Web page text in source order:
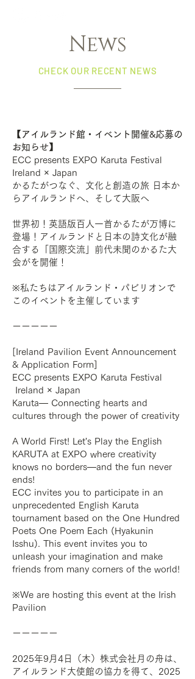
News
CHECK OUR RECENT NEWS
【アイルランド館・イベント開催&応募の
お知らせ】
ECC presents EXPO Karuta Festival
Ireland × Japan
かるたがつなぐ、文化と創造の旅 日本か
らアイルランドへ、そして大阪へ
世界初！英語版百人一首かるたが万博に
登場！アイルランドと日本の詩文化が融
合する「国際交流」前代未聞のかるた大
会がを開催！
※私たちはアイルランド・パビリオンで
このイベントを主催しています
ーーーーー
[Ireland Pavilion Event Announcement
& Application Form]
ECC presents EXPO Karuta Festival
Ireland × Japan
Karuta— Connecting hearts and
cultures through the power of creativity
A World First! Let's Play the English
KARUTA at EXPO where creativity
knows no borders—and the fun never
ends!
ECC invites you to participate in an
unprecedented English Karuta
tournament based on the One Hundred
Poets One Poem Each (Hyakunin
Isshu). This event invites you to
unleash your imagination and make
friends from many corners of the world!
※We are hosting this event at the Irish
Pavilion
ーーーーー
2025年9月4日（木）株式会社月の舟は、
アイルランド大使館の協力を得て、2025